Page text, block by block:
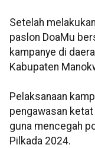
Setelah
paslon DoaMu
kampanye di
Kabupaten
Pelaksanaan
pengawasan
guna mencegah
Pilkada 2024.